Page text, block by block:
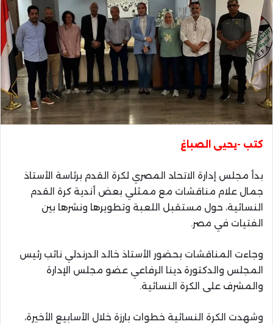
كتب -يحيى الصباغ
بدأ مجلس إدارة الاتحاد المصري لكرة القدم برئاسة الأستاذ
جمال علام مناقشات مع ممثلي بعض أندية كرة القدم
النسائية، حول مستقبل اللعبة وتطويرها ونشرها بين
الفتيات في مصر.
وجاءت المناقشات بحضور الأستاذ خالد الدرندلي نائب رئيس
المجلس والدكتورة دينا الرفاعي عضو مجلس الإدارة
والمشرف على الكرة النسائية.
وشهدت الكرة النسائية خطوات بارزة خلال الأسابيع الأخيرة،